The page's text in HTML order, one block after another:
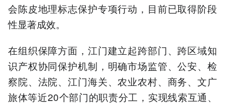
会陈皮地理标志保护专项行动，目前已取得阶段
性显著成效。
在组织保障方面，江门建立起跨部门、跨区域知
识产权协同保护机制，明确市场监管、公安、检
察院、法院、江门海关、农业农村、商务、文广
旅体等近20个部门的职责分工，实现线索互通、